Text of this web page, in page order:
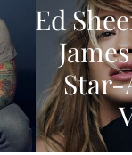
Ed
Star-